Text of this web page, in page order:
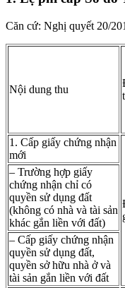
Căn cứ: Nghị quyết 20/
Nội dung thu
1. Cấp giấy chứng nhận
mới
– Trường hợp giấy
chứng nhận chỉ có
quyền sử dụng đất
(không có nhà và tài sản
khác gắn liền với đất)
– Cấp giấy chứng nhận
quyền sử dụng đất,
quyền sở hữu nhà ở và
tài sản gắn liền với đất